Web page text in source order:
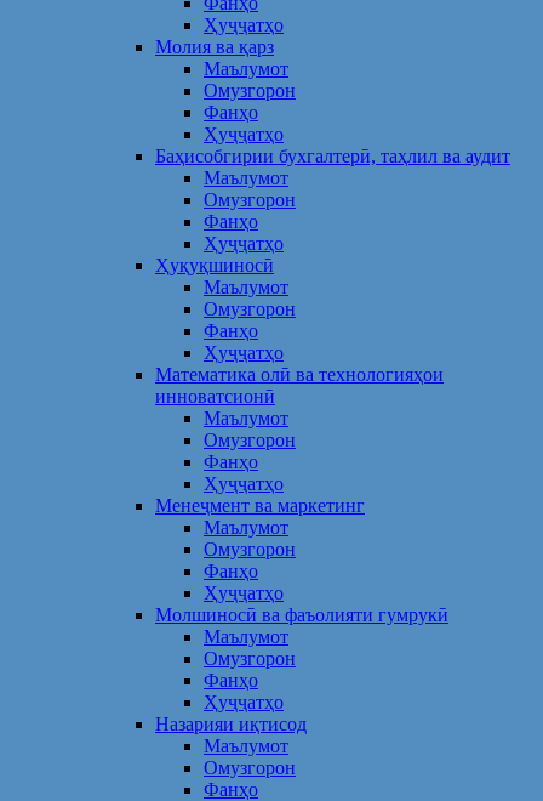
Ҳуҷҷатҳо
Молия ва қарз
Маълумот
Омузгорон
Фанҳо
Ҳуҷҷатҳо
Баҳисобгирии бухгалтерӣ, таҳлил ва аудит
Маълумот
Омузгорон
Фанҳо
Ҳуҷҷатҳо
Ҳуқуқшиносӣ
Маълумот
Омузгорон
Фанҳо
Ҳуҷҷатҳо
Математика олӣ ва технологияҳои
инноватсионӣ
Маълумот
Омузгорон
Фанҳо
Ҳуҷҷатҳо
Менеҷмент ва маркетинг
Маълумот
Омузгорон
Фанҳо
Ҳуҷҷатҳо
Молшиносӣ ва фаъолияти гумрукӣ
Маълумот
Омузгорон
Фанҳо
Ҳуҷҷатҳо
Назарияи иқтисод
Маълумот
Омузгорон
Фанҳо